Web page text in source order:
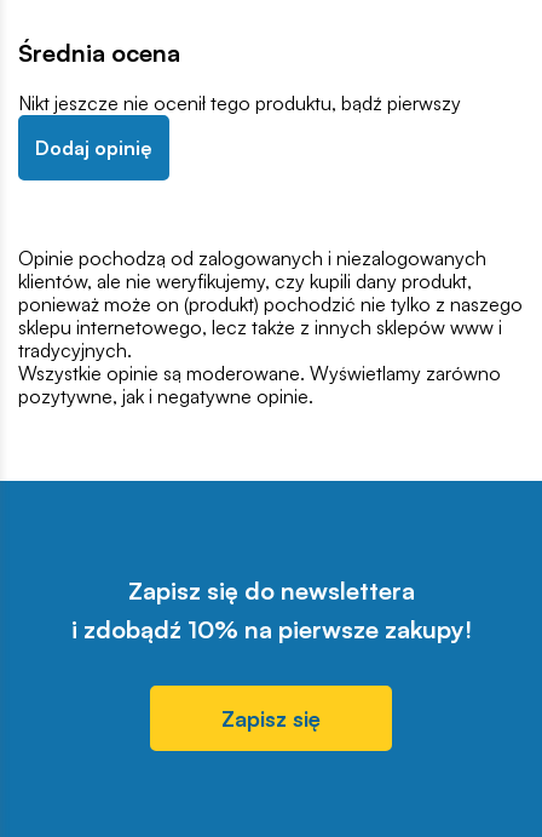
Średnia ocena
Nikt jeszcze nie ocenił tego produktu, bądź pierwszy
Dodaj opinię
Opinie pochodzą od zalogowanych i niezalogowanych
klientów, ale nie weryfikujemy, czy kupili dany produkt,
ponieważ może on (produkt) pochodzić nie tylko z naszego
sklepu internetowego, lecz także z innych sklepów www i
tradycyjnych.
Wszystkie opinie są moderowane. Wyświetlamy zarówno
pozytywne, jak i negatywne opinie.
Zapisz się do newslettera
i zdobądź 10% na pierwsze zakupy!
Zapisz się